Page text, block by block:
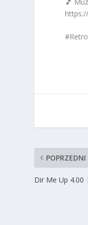
POPRZEDNI
Dir Me Up 4.00